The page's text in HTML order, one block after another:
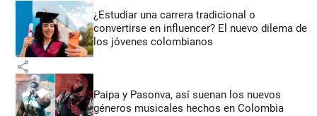
¿Estudiar una carrera tradicional o
convertirse en influencer? El nuevo dilema de
los jóvenes colombianos
share
Paipa y Pasonva, así suenan los nuevos
géneros musicales hechos en Colombia